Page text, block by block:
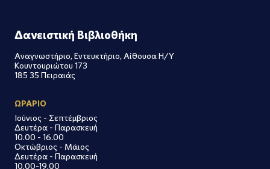
Δανειστική Βιβλιοθήκη
Αναγνωστήριο, Εντευκτήριο, Αίθουσα Η/Υ
Κουντουριώτου 173
185 35 Πειραιάς
ΩΡΑΡΙΟ
Ιούνιος - Σεπτέμβριος
Δευτέρα - Παρασκευή
10.00 - 16.00
Οκτώβριος - Μάιος
Δευτέρα - Παρασκευή
10.00-19.00